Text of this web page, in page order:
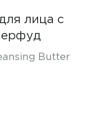
лица с
Butter